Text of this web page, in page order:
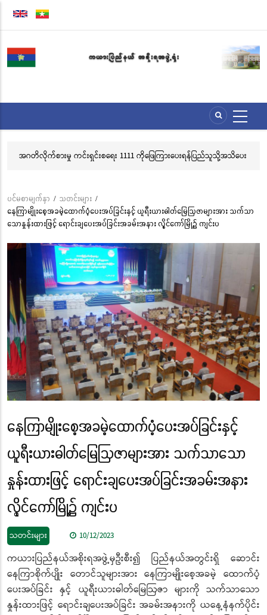
အဓိက
အကြောင်းအရာ
သွား
မည်
အဂတိလိုက်စားမှု ကင်းရှင်းစရေး 1111 ကိုဖြေကြားပေးရန်ပြည်သူသို့အသိပေး
Breadcrumb
ပင်မစာမျက်နှာ / သတင်းများ /
နေကြာမျိုးစေ့အခမဲ့ထောက်ပံ့ပေးအပ်ခြင်းနှင့် ယူရီးယားဓါတ်မြေဩဇာများအား သက်သာ
သောနှုန်းထားဖြင့် ရောင်းချပေးအပ်ခြင်းအခမ်းအနား လွိုင်ကော်မြို့၌ ကျင်းပ
နေကြာမျိုးစေ့အခမဲ့ထောက်ပံ့ပေးအပ်ခြင်းနှင့်
ယူရီးယားဓါတ်မြေဩဇာများအား သက်သာသော
နှုန်းထားဖြင့် ရောင်းချပေးအပ်ခြင်းအခမ်းအနား
လွိုင်ကော်မြို့၌ ကျင်းပ
သတင်းများ 10/12/2023
ကယားပြည်နယ်အစိုးရအဖွဲ့မှဦးစီး၍ ပြည်နယ်အတွင်းရှိ ဆောင်း
နေကြာစိုက်ပျိုး တောင်သူများအား နေကြာမျိုးစေ့အခမဲ့ ထောက်ပံ့
ပေးအပ်ခြင်း နှင့် ယူရီးယားဓါတ်မြေဩဇာ များကို သက်သာသော
နှုန်းထားဖြင့် ရောင်းချပေးအပ်ခြင်း အခမ်းအနားကို ယနေ့နံနက်ပိုင်း